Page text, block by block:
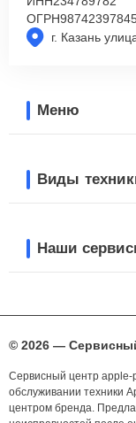
г. Казань
ОГРН
Меню
Виды
Наши
© 2026 —
Сервисный центр apple-
обслуживании техники
центром бренда.